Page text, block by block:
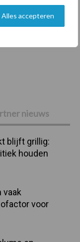
Alles accepteren
nieuws
blijft grillig:
houden
vaak
voor